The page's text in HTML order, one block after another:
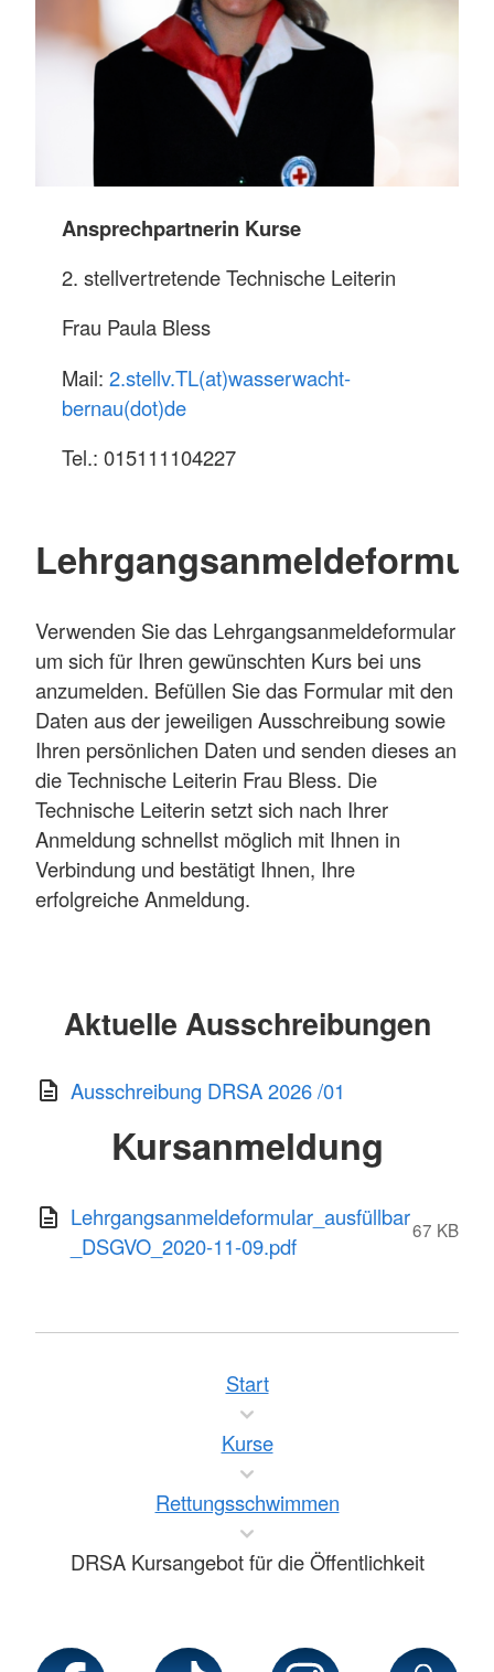
Ansprechpartnerin Kurse
2. stellvertretende Technische Leiterin
Frau Paula Bless
Mail: 2.stellv.TL(at)wasserwacht-
bernau(dot)de
Tel.: 015111104227
Verwenden Sie das Lehrgangsanmeldeformular
um sich für Ihren gewünschten Kurs bei uns
anzumelden. Befüllen Sie das Formular mit den
Daten aus der jeweiligen Ausschreibung sowie
Ihren persönlichen Daten und senden dieses an
die Technische Leiterin Frau Bless. Die
Technische Leiterin setzt sich nach Ihrer
Anmeldung schnellst möglich mit Ihnen in
Verbindung und bestätigt Ihnen, Ihre
erfolgreiche Anmeldung.
Aktuelle Ausschreibungen
Ausschreibung DRSA 2026 /01
Kursanmeldung
Lehrgangsanmeldeformular_ausfüllbar
_DSGVO_2020-11-09.pdf
67 KB
Start
Kurse
Rettungsschwimmen
DRSA Kursangebot für die Öffentlichkeit